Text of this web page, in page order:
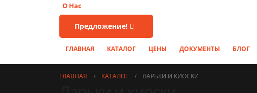
О Нас
Предложение!
ГЛАВНАЯ КАТАЛОГ ЦЕНЫ ДОКУМЕНТЫ БЛОГ
ГЛАВНАЯ КАТАЛОГ ЛАРЬКИ И КИОСКИ